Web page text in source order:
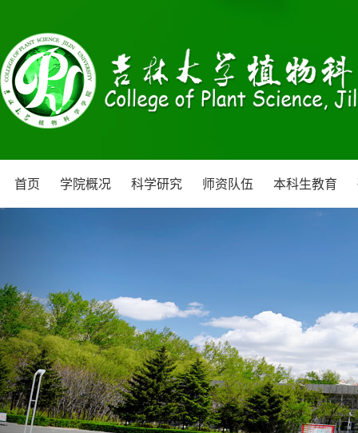
首页 学院概况 科学研究 师资队伍 本科生教育